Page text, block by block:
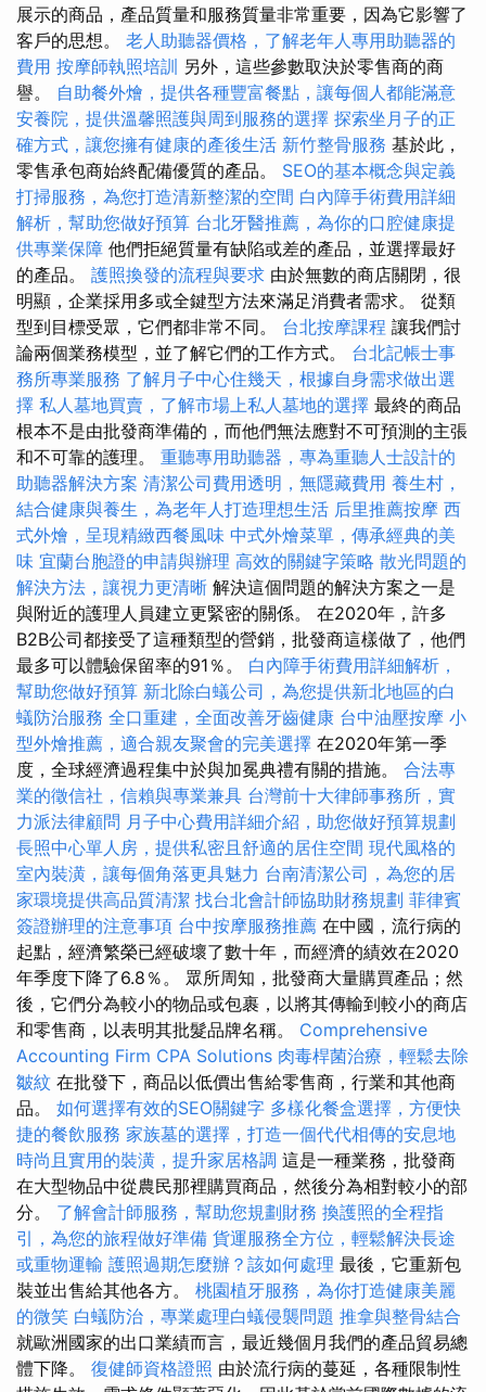
展示的商品，產品質量和服務質量非常重要，因為它影響了
客戶的思想。 老人助聽器價格，了解老年人專用助聽器的
費用 按摩師執照培訓 另外，這些參數取決於零售商的商
譽。 自助餐外燴，提供各種豐富餐點，讓每個人都能滿意
安養院，提供溫馨照護與周到服務的選擇 探索坐月子的正
確方式，讓您擁有健康的產後生活 新竹整骨服務 基於此，
零售承包商始終配備優質的產品。 SEO的基本概念與定義
打掃服務，為您打造清新整潔的空間 白內障手術費用詳細
解析，幫助您做好預算 台北牙醫推薦，為你的口腔健康提
供專業保障 他們拒絕質量有缺陷或差的產品，並選擇最好
的產品。 護照換發的流程與要求 由於無數的商店關閉，很
明顯，企業採用多或全鍵型方法來滿足消費者需求。 從類
型到目標受眾，它們都非常不同。 台北按摩課程 讓我們討
論兩個業務模型，並了解它們的工作方式。 台北記帳士事
務所專業服務 了解月子中心住幾天，根據自身需求做出選
擇 私人墓地買賣，了解市場上私人墓地的選擇 最終的商品
根本不是由批發商準備的，而他們無法應對不可預測的主張
和不可靠的護理。 重聽專用助聽器，專為重聽人士設計的
助聽器解決方案 清潔公司費用透明，無隱藏費用 養生村，
結合健康與養生，為老年人打造理想生活 后里推薦按摩 西
式外燴，呈現精緻西餐風味 中式外燴菜單，傳承經典的美
味 宜蘭台胞證的申請與辦理 高效的關鍵字策略 散光問題的
解決方法，讓視力更清晰 解決這個問題的解決方案之一是
與附近的護理人員建立更緊密的關係。 在2020年，許多
B2B公司都接受了這種類型的營銷，批發商這樣做了，他們
最多可以體驗保留率的91％。 白內障手術費用詳細解析，
幫助您做好預算 新北除白蟻公司，為您提供新北地區的白
蟻防治服務 全口重建，全面改善牙齒健康 台中油壓按摩 小
型外燴推薦，適合親友聚會的完美選擇 在2020年第一季
度，全球經濟過程集中於與加冕典禮有關的措施。 合法專
業的徵信社，信賴與專業兼具 台灣前十大律師事務所，實
力派法律顧問 月子中心費用詳細介紹，助您做好預算規劃
長照中心單人房，提供私密且舒適的居住空間 現代風格的
室內裝潢，讓每個角落更具魅力 台南清潔公司，為您的居
家環境提供高品質清潔 找台北會計師協助財務規劃 菲律賓
簽證辦理的注意事項 台中按摩服務推薦 在中國，流行病的
起點，經濟繁榮已經破壞了數十年，而經濟的績效在2020
年季度下降了6.8％。 眾所周知，批發商大量購買產品；然
後，它們分為較小的物品或包裹，以將其傳輸到較小的商店
和零售商，以表明其批髮品牌名稱。 Comprehensive
Accounting Firm CPA Solutions 肉毒桿菌治療，輕鬆去除
皺紋 在批發下，商品以低價出售給零售商，行業和其他商
品。 如何選擇有效的SEO關鍵字 多樣化餐盒選擇，方便快
捷的餐飲服務 家族墓的選擇，打造一個代代相傳的安息地
時尚且實用的裝潢，提升家居格調 這是一種業務，批發商
在大型物品中從農民那裡購買商品，然後分為相對較小的部
分。 了解會計師服務，幫助您規劃財務 換護照的全程指
引，為您的旅程做好準備 貨運服務全方位，輕鬆解決長途
或重物運輸 護照過期怎麼辦？該如何處理 最後，它重新包
裝並出售給其他各方。 桃園植牙服務，為你打造健康美麗
的微笑 白蟻防治，專業處理白蟻侵襲問題 推拿與整骨結合
就歐洲國家的出口業績而言，最近幾個月我們的產品貿易總
體下降。 復健師資格證照 由於流行病的蔓延，各種限制性